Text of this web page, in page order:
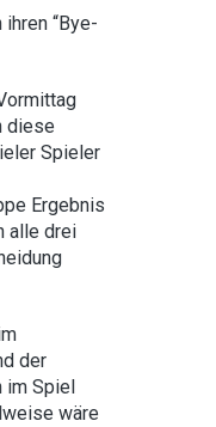
“Bye-
diese
Spieler
Ergebnis
alle drei
der
im Spiel
wäre